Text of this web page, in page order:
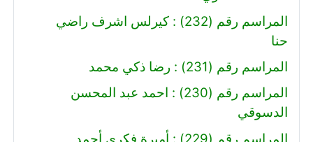
المراسم رقم (232) : كيرلس اشرف راضي
حنا
المراسم رقم (231) : رضا ذكي محمد
المراسم رقم (230) : احمد عبد المحسن
الدسوقي
المراسم رقم (229) : أميرة فكري أحمد